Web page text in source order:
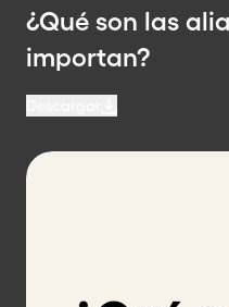
¿Qué son las
importan?